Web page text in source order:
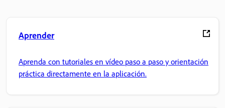
Aprender
Aprenda con tutoriales en vídeo paso a paso y orientación
práctica directamente en la aplicación.